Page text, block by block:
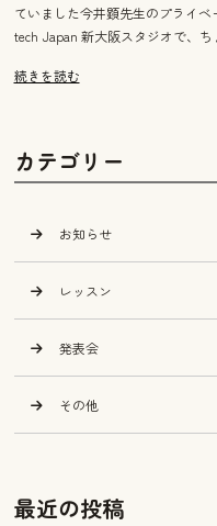
ていました今井顕先生のプライ
tech Japan 新大阪スタジオで、ち
続きを読む
カテゴリー
お知らせ
レッスン
発表会
その他
最近の投稿